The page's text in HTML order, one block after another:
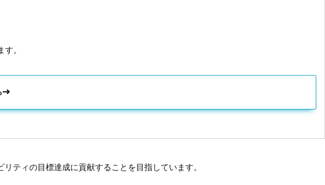
。
ティの目標達成に貢献することを目指しています。